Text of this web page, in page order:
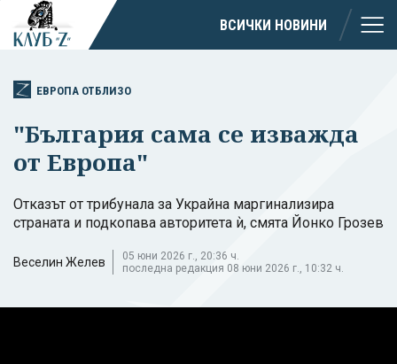
ВСИЧКИ НОВИНИ
ЕВРОПА ОТБЛИЗО
"България сама се изважда
от Европа"
Отказът от трибунала за Украйна маргинализира
страната и подкопава авторитета ѝ, смята Йонко Грозев
Веселин Желев
05 юни 2026 г., 20:36 ч.
последна редакция 08 юни 2026 г., 10:32 ч.